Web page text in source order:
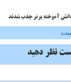
نظر دهید